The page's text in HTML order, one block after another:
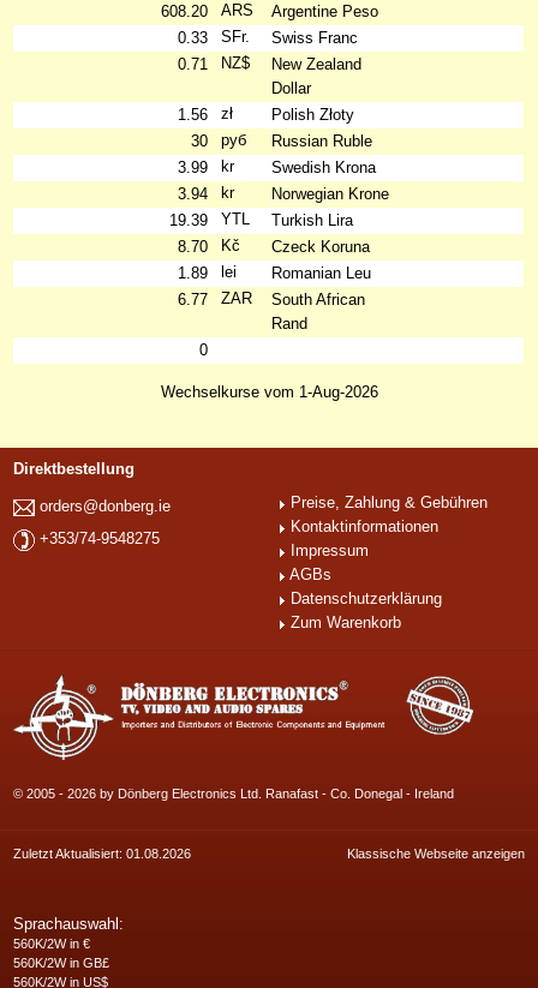
608.20
ARS
Argentine Peso
0.33
SFr.
Swiss Franc
0.71
NZ$
New Zealand
Dollar
1.56
zł
Polish Złoty
30
руб
Russian Ruble
3.99
kr
Swedish Krona
3.94
kr
Norwegian Krone
19.39
YTL
Turkish Lira
8.70
Kč
Czeck Koruna
1.89
lei
Romanian Leu
6.77
ZAR
South African
Rand
0
Wechselkurse vom 1-Aug-2026
Direktbestellung
orders@donberg.ie
+353/74-9548275
Preise, Zahlung & Gebühren
Kontaktinformationen
Impressum
AGBs
Datenschutzerklärung
Zum Warenkorb
© 2005 - 2026 by Dönberg Electronics Ltd. Ranafast - Co. Donegal - Ireland
Zuletzt Aktualisiert: 01.08.2026 Klassische Webseite anzeigen
Sprachauswahl:
560K/2W in €
560K/2W in GB£
560K/2W in US$